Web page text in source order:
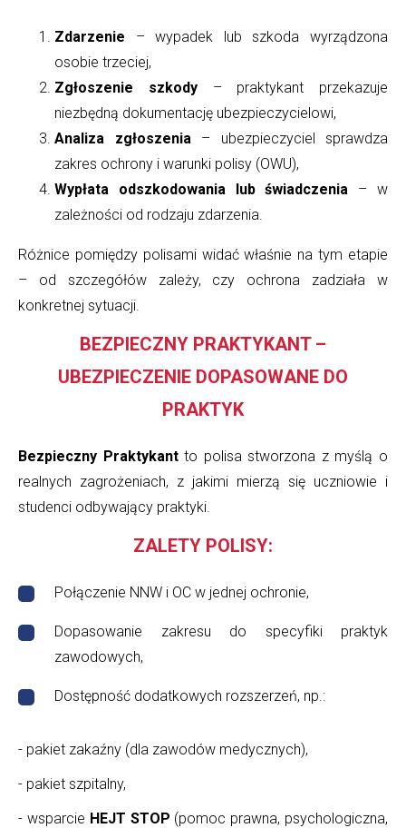
Zdarzenie – wypadek lub szkoda wyrządzona
osobie trzeciej,
Zgłoszenie szkody – praktykant przekazuje
niezbędną dokumentację ubezpieczycielowi,
Analiza zgłoszenia – ubezpieczyciel sprawdza
zakres ochrony i warunki polisy (OWU),
Wypłata odszkodowania lub świadczenia – w
zależności od rodzaju zdarzenia.
Różnice pomiędzy polisami widać właśnie na tym etapie
– od szczegółów zależy, czy ochrona zadziała w
konkretnej sytuacji.
BEZPIECZNY PRAKTYKANT –
UBEZPIECZENIE DOPASOWANE DO
PRAKTYK
Bezpieczny Praktykantto polisa stworzona z myślą o
realnych zagrożeniach, z jakimi mierzą się uczniowie i
studenci odbywający praktyki.
ZALETY POLISY:
Połączenie NNW i OC w jednej ochronie,
Dopasowanie zakresu do specyfiki praktyk
zawodowych,
Dostępność dodatkowych rozszerzeń, np.:
- pakiet zakaźny (dla zawodów medycznych),
- pakiet szpitalny,
- wsparcie HEJT STOP (pomoc prawna, psychologiczna,